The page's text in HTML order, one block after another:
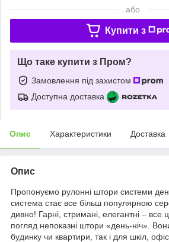
або
Купити з
Що таке купити з Пром?
Замовлення під захистом
Доступна доставка
Опис Характеристики Доставка
Опис
Пропонуємо рулонні штори системи
система стає все більш популярною
дивно! Гарні, стримані, елегантні –
погляд непоказні штори «день-ніч».
будинку чи квартири, так і для шкіл,